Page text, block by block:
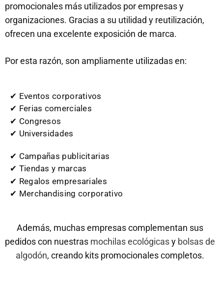
promocionales más utilizados por empresas y
organizaciones. Gracias a su utilidad y reutilización,
ofrecen una excelente exposición de marca.
Por esta razón, son ampliamente utilizadas en:
✔ Eventos corporativos
✔ Ferias comerciales
✔ Congresos
✔ Universidades
✔ Campañas publicitarias
✔ Tiendas y marcas
✔ Regalos empresariales
✔ Merchandising corporativo
Además, muchas empresas complementan sus
pedidos con nuestras mochilas ecológicasy bolsas de
algodón, creando kits promocionales completos.